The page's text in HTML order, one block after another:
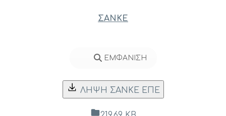
ΣΑΝΚΕ
ΕΜΦΑΝΙΣΗ
ΛΗΨΗ ΣΑΝΚΕ ΕΠΕ